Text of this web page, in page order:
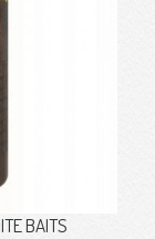
BAITS